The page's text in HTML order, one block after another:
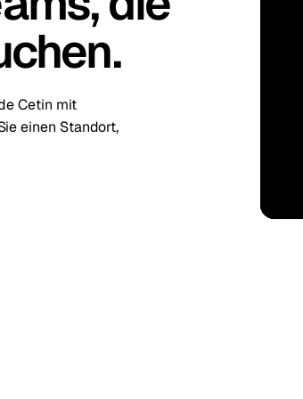
Schweden
Polen Zurich
Cetin mit
einen Standort,